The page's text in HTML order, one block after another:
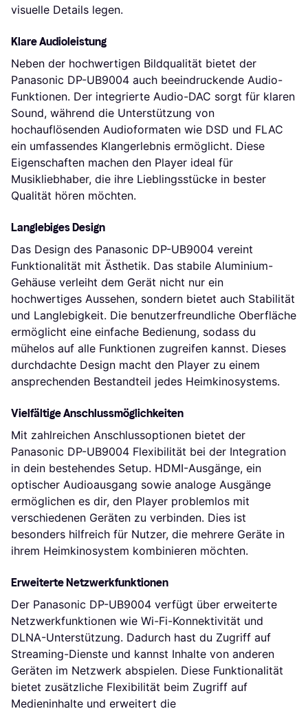
visuelle Details legen.
Klare Audioleistung
Neben der hochwertigen Bildqualität bietet der
Panasonic DP-UB9004 auch beeindruckende Audio-
Funktionen. Der integrierte Audio-DAC sorgt für klaren
Sound, während die Unterstützung von
hochauflösenden Audioformaten wie DSD und FLAC
ein umfassendes Klangerlebnis ermöglicht. Diese
Eigenschaften machen den Player ideal für
Musikliebhaber, die ihre Lieblingsstücke in bester
Qualität hören möchten.
Langlebiges Design
Das Design des Panasonic DP-UB9004 vereint
Funktionalität mit Ästhetik. Das stabile Aluminium-
Gehäuse verleiht dem Gerät nicht nur ein
hochwertiges Aussehen, sondern bietet auch Stabilität
und Langlebigkeit. Die benutzerfreundliche Oberfläche
ermöglicht eine einfache Bedienung, sodass du
mühelos auf alle Funktionen zugreifen kannst. Dieses
durchdachte Design macht den Player zu einem
ansprechenden Bestandteil jedes Heimkinosystems.
Vielfältige Anschlussmöglichkeiten
Mit zahlreichen Anschlussoptionen bietet der
Panasonic DP-UB9004 Flexibilität bei der Integration
in dein bestehendes Setup. HDMI-Ausgänge, ein
optischer Audioausgang sowie analoge Ausgänge
ermöglichen es dir, den Player problemlos mit
verschiedenen Geräten zu verbinden. Dies ist
besonders hilfreich für Nutzer, die mehrere Geräte in
ihrem Heimkinosystem kombinieren möchten.
Erweiterte Netzwerkfunktionen
Der Panasonic DP-UB9004 verfügt über erweiterte
Netzwerkfunktionen wie Wi-Fi-Konnektivität und
DLNA-Unterstützung. Dadurch hast du Zugriff auf
Streaming-Dienste und kannst Inhalte von anderen
Geräten im Netzwerk abspielen. Diese Funktionalität
bietet zusätzliche Flexibilität beim Zugriff auf
Medieninhalte und erweitert die